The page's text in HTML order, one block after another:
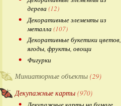
дерева (12)
Декоративные элементы из
металла (107)
Декоративные букетики цветов,
ягоды, фрукты, овощи
Фигурки
Миниатюрные объекты (29)
Декупажные карты (970)